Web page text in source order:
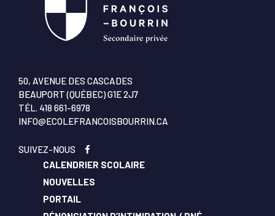
50, AVENUE DES CASCADES
BEAUPORT (QUÉBEC) G1E 2J7
TÉL. 418 661-6978
INFO@ECOLEFRANCOISBOURRIN.CA
SUIVEZ-NOUS
CALENDRIER SCOLAIRE
NOUVELLES
PORTAIL